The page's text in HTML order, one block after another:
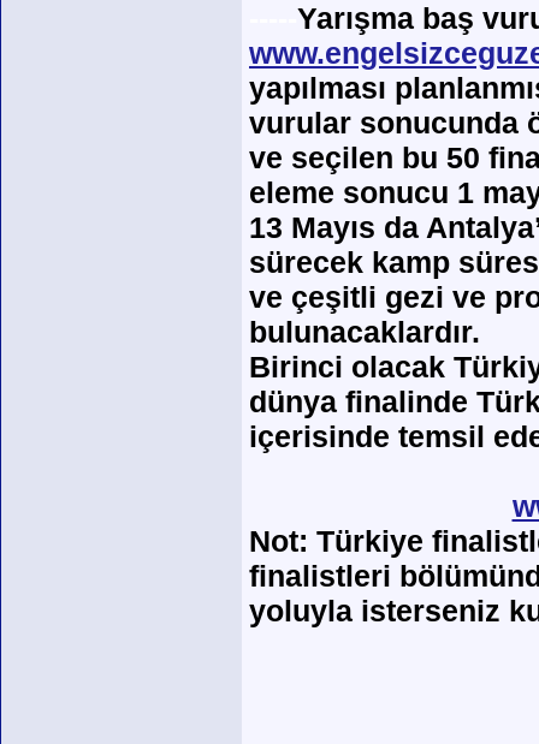
Yarışma baş
yapılması
vurular sonucunda
ve seçilen bu 50
eleme sonucu 1
13 Mayıs da
sürecek kamp
ve çeşitli gezi ve
bulunacaklardır.
Birinci olacak
dünya finalinde
içerisinde temsil
Not: Türkiye
finalistleri
yoluyla isterseniz